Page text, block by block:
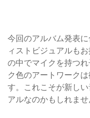
今回のアルバム発表
ィストビジュアルも
の中でマイクを持つ
ク色のアートワーク
す。これこそが新し
アルなのかもしれませ